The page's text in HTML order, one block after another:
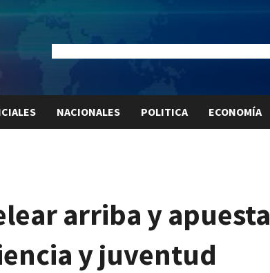
NACIONALES POLITICA ECONOMÍA
arriba y apuesta
y juventud